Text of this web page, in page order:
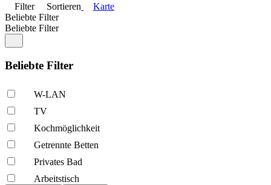
Filter
Sortieren
Karte
Beliebte Filter
Beliebte Filter
Beliebte Filter
W-LAN
TV
Kochmöglich­keit
Getrennte Betten
Privates Bad
Arbeitstisch